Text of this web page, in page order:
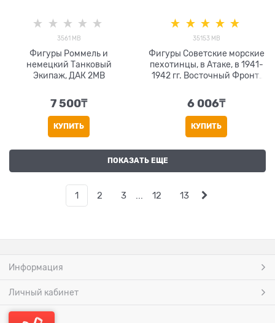
3561 MB
Фигуры Роммель и
немецкий Танковый
Экипаж, ДАК 2МВ
7 500₸
КУПИТЬ
35153 MB
Фигуры Советские морские
пехотинцы, в Атаке, в 1941-
1942 гг. Восточный Фронт,
№ 3
6 006₸
КУПИТЬ
ПОКАЗАТЬ ЕЩЕ
1 2 3 12 13
Информация
Личный кабинет